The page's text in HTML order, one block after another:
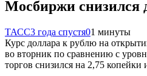
Мосбиржи снизился
ТАСС3 года спустя01 минуты
Курс доллара к рублю на
во вторник по сравнению с
торгов снизился на 2,75 копейки